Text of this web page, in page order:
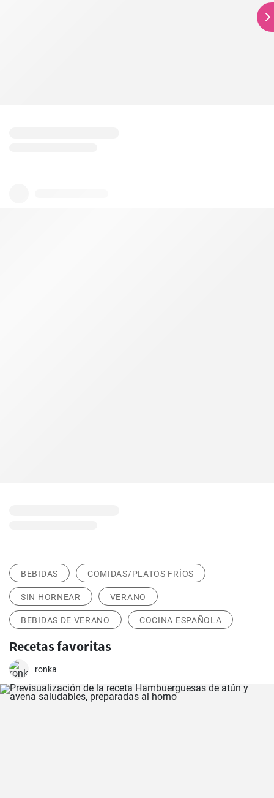
BEBIDAS COMIDAS/PLATOS FRÍOS
SIN HORNEAR VERANO
BEBIDAS DE VERANO COCINA ESPAÑOLA
Recetas favoritas
ronka